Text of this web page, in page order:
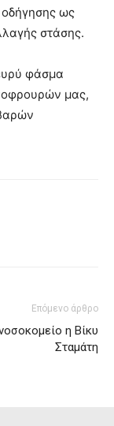
οδήγησης ως
στάσης.
φάσμα
μας,
Επόμενο άρθρο
η Βίκυ
Σταμάτη